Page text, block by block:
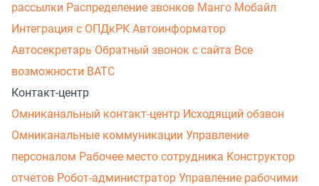
рассылки Распределение звонков Манго Мобайл
Интеграция с ОПДкРК Автоинформатор
Автосекретарь Обратный звонок с сайта Все
возможности ВАТС
Контакт-центр
Омниканальный контакт-центр Исходящий обзвон
Омниканальные коммуникации Управление
персоналом Рабочее место сотрудника Конструктор
отчетов Робот-администратор Управление рабочими